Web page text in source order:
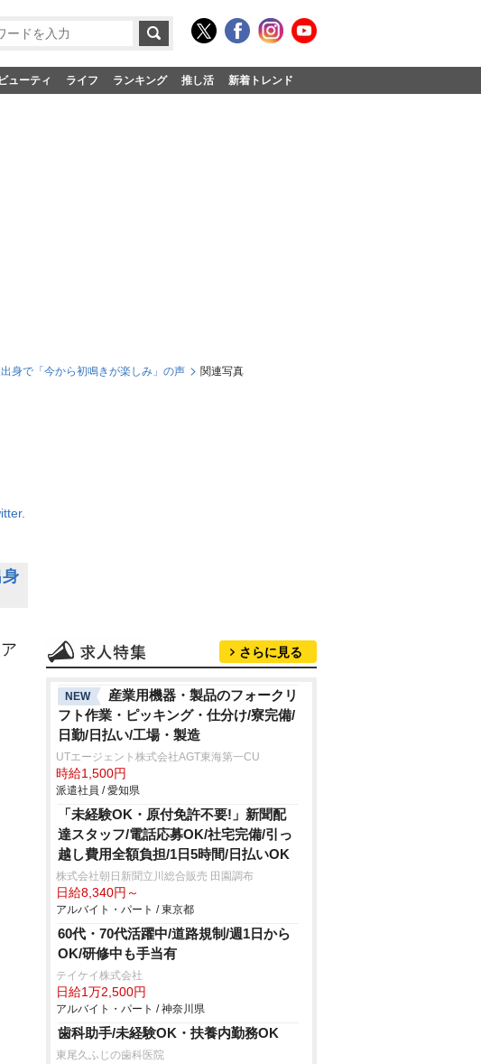
ビューティ ライフ ランキング 推し活 新着トレンド
身で「今から初鳴きが楽しみ」の声 関連写真
さらに見る
NEW
産業用機器・製品のフォークリ
フト作業・ピッキング・仕分け/寮完備/
日勤/日払い/工場・製造
UTエージェント株式会社AGT東海第一CU
時給1,500円
派遣社員 / 愛知県
「未経験OK・原付免許不要!」新聞配
達スタッフ/電話応募OK/社宅完備/引っ
越し費用全額負担/1日5時間/日払いOK
株式会社朝日新聞立川総合販売 田園調布
日給8,340円～
アルバイト・パート / 東京都
60代・70代活躍中/道路規制/週1日から
OK/研修中も手当有
テイケイ株式会社
日給1万2,500円
アルバイト・パート / 神奈川県
歯科助手/未経験OK・扶養内勤務OK
東尾久ふじの歯科医院